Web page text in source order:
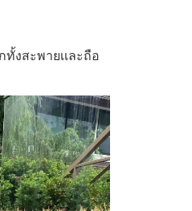
งสะพายเเละถือ